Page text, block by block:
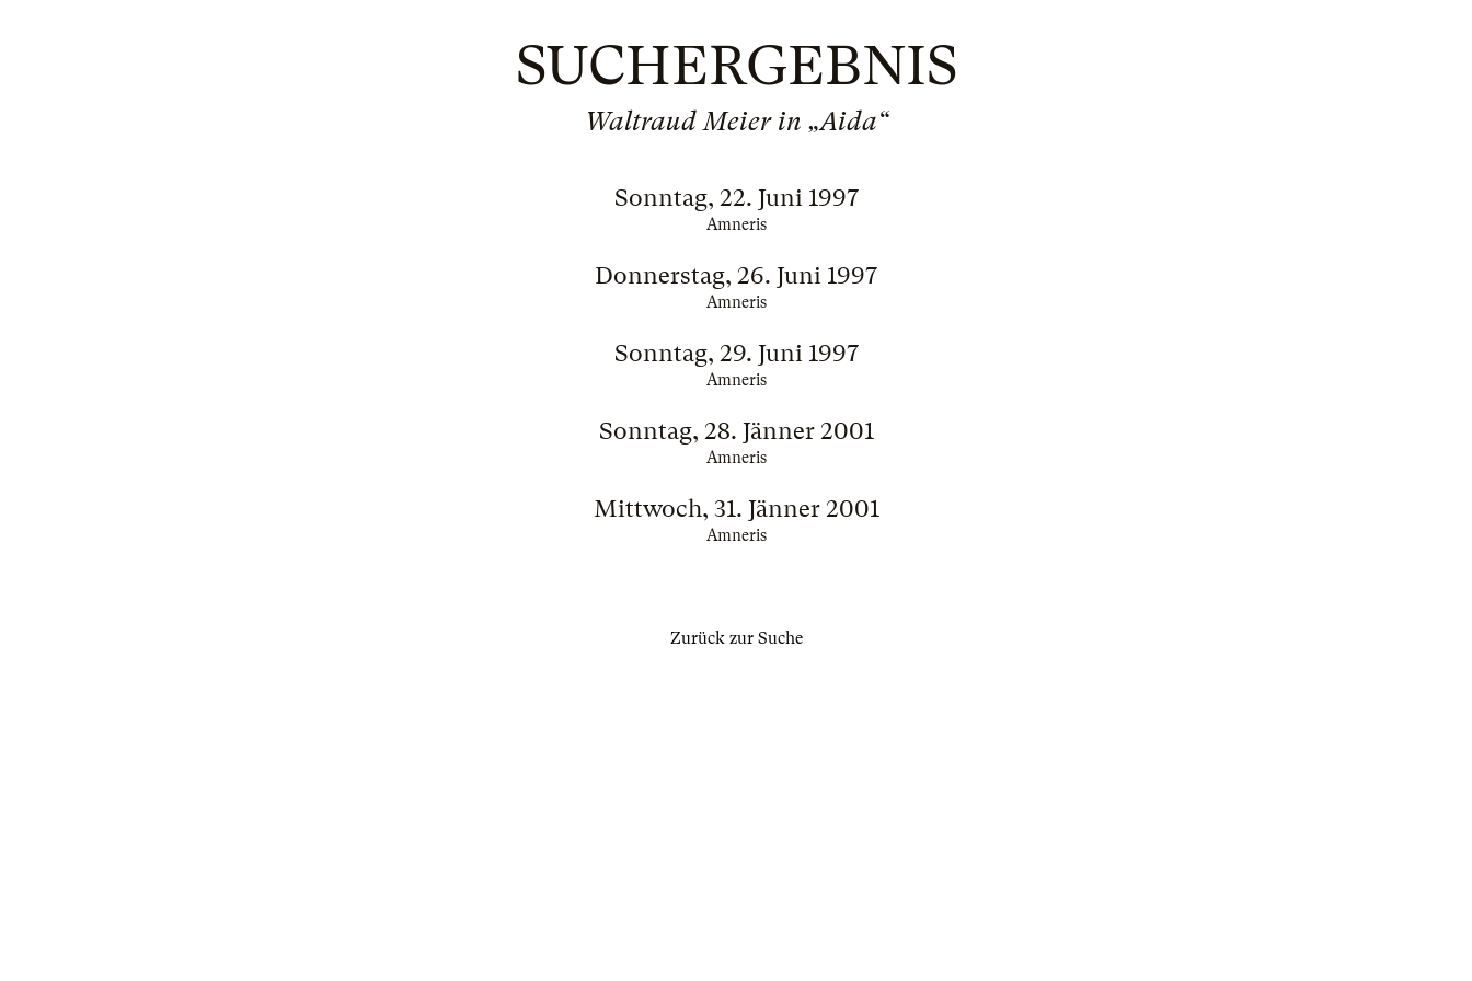
SUCHERGEBNIS
Waltraud Meier in „Aida“
Sonntag, 22. Juni 1997
Amneris
Donnerstag, 26. Juni 1997
Amneris
Sonntag, 29. Juni 1997
Amneris
Sonntag, 28. Jänner 2001
Amneris
Mittwoch, 31. Jänner 2001
Amneris
Zurück zur Suche